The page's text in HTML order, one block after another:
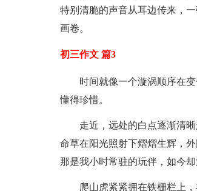
特别清脆的声音从耳边传来，
画卷。
初三作文 篇3
时间就像一个漩涡顺序在
懂得珍惜。
走近，远处的白点逐渐清
命草在阳光照射下熠熠生辉，
那是我小时常驻的玩伴，如今
爬山虎紧紧拥在铁栅栏上